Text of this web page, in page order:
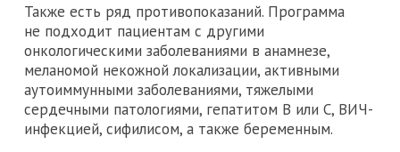
Также есть ряд противопоказаний. Программа
не подходит пациентам с другими
онкологическими заболеваниями в анамнезе,
меланомой некожной локализации, активными
аутоиммунными заболеваниями, тяжелыми
сердечными патологиями, гепатитом B или C, ВИЧ-
инфекцией, сифилисом, а также беременным.